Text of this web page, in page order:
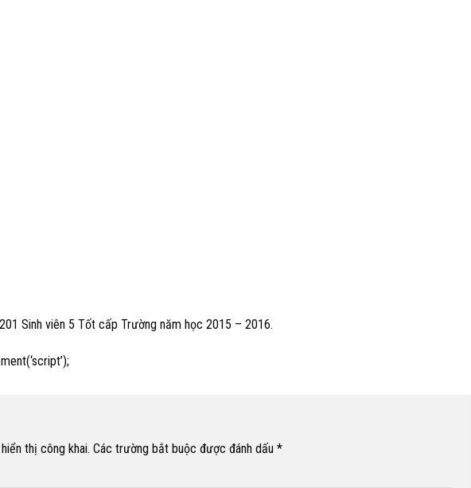
Sinh viên 5 Tốt cấp Trường năm học 2015 – 2016.
thị công khai. Các trường bắt buộc được đánh dấu *